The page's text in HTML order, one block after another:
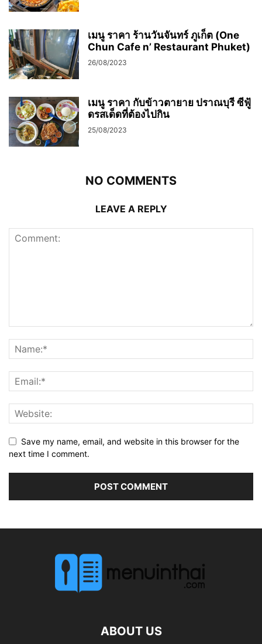
เมนู ราคา ร้านวันจันทร์ ภูเก็ต (One
Chun Cafe n’ Restaurant Phuket)
26/08/2023
เมนู ราคา กับข้าวตายาย ปราณบุรี ซีฟู้
ดรสเด็ดที่ต้องไปกิน
25/08/2023
NO COMMENTS
LEAVE A REPLY
Save my name, email, and website in this browser for the
next time I comment.
ABOUT US